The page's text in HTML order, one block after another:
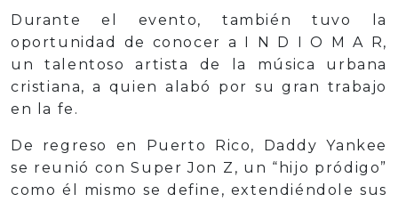
Durante el evento, también tuvo la
oportunidad de conocer a I N D I O M A R,
un talentoso artista de la música urbana
cristiana, a quien alabó por su gran trabajo
en la fe.
De regreso en Puerto Rico, Daddy Yankee
se reunió con Super Jon Z, un “hijo pródigo”
como él mismo se define, extendiéndole sus